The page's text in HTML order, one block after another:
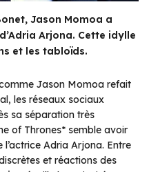
Jason Momoa a
Arjona. Cette idylle
et les tabloïds.
Jason Momoa refait
les réseaux sociaux
sa séparation très
of Thrones* semble avoir
Adria Arjona. Entre
et réactions des